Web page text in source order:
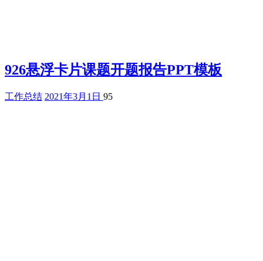
926悬浮卡片课题开题报告PPT模板
工作总结 2021年3月1日 95